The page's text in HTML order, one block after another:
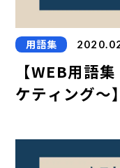
用語集
【WEB用語
ケティング～